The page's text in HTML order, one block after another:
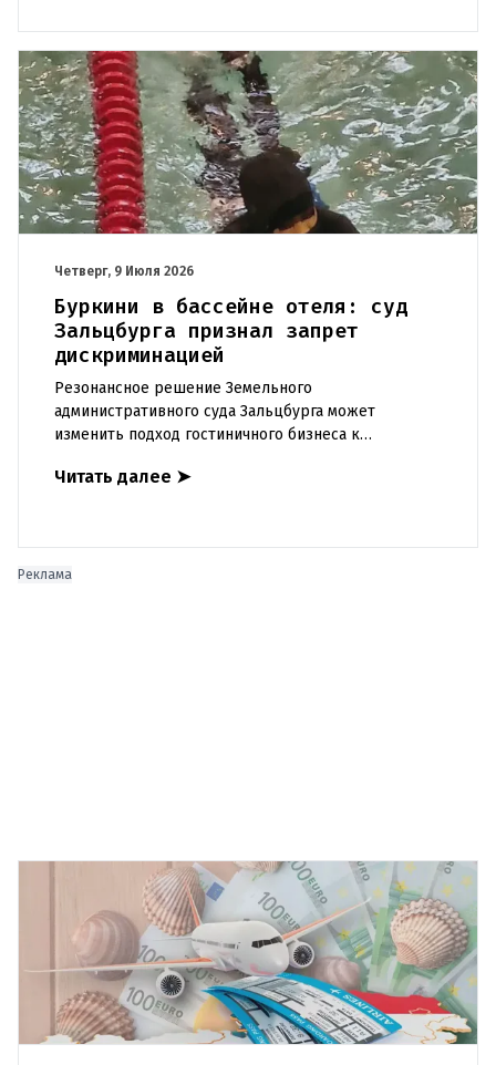
Четверг, 9 Июля 2026
Буркини в бассейне отеля: суд
Зальцбурга признал запрет
дискриминацией
Резонансное решение Земельного
административного суда Зальцбурга может
изменить подход гостиничного бизнеса к
Суд подтвердил, что отказ женщинам-мусульман
Читать далее ➤
Реклама